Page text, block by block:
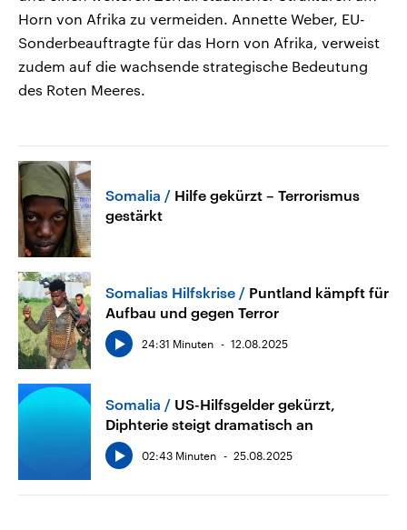
Horn von Afrika zu vermeiden. Annette Weber, EU-
Sonderbeauftragte für das Horn von Afrika, verweist
zudem auf die wachsende strategische Bedeutung
des Roten Meeres.
Somalia
Hilfe gekürzt – Terrorismus
gestärkt
Somalias Hilfskrise
Puntland kämpft für
Aufbau und gegen Terror
24:31 Minuten 12.08.2025
Somalia
US-Hilfsgelder gekürzt,
Diphterie steigt dramatisch an
02:43 Minuten 25.08.2025